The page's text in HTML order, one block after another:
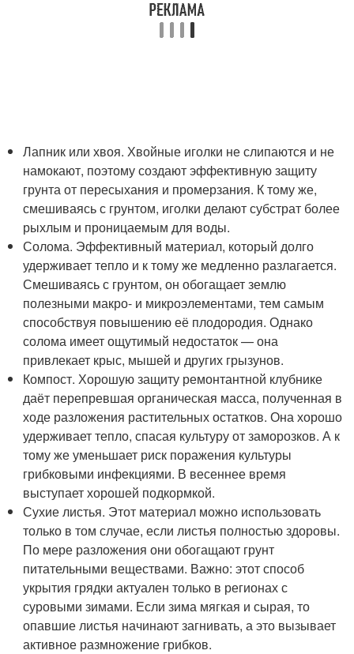
Лапник или хвоя. Хвойные иголки не слипаются и не
намокают, поэтому создают эффективную защиту
грунта от пересыхания и промерзания. К тому же,
смешиваясь с грунтом, иголки делают субстрат более
рыхлым и проницаемым для воды.
Солома. Эффективный материал, который долго
удерживает тепло и к тому же медленно разлагается.
Смешиваясь с грунтом, он обогащает землю
полезными макро- и микроэлементами, тем самым
способствуя повышению её плодородия. Однако
солома имеет ощутимый недостаток — она
привлекает крыс, мышей и других грызунов.
Компост. Хорошую защиту ремонтантной клубнике
даёт перепревшая органическая масса, полученная в
ходе разложения растительных остатков. Она хорошо
удерживает тепло, спасая культуру от заморозков. А к
тому же уменьшает риск поражения культуры
грибковыми инфекциями. В весеннее время
выступает хорошей подкормкой.
Сухие листья. Этот материал можно использовать
только в том случае, если листья полностью здоровы.
По мере разложения они обогащают грунт
питательными веществами. Важно: этот способ
укрытия грядки актуален только в регионах с
суровыми зимами. Если зима мягкая и сырая, то
опавшие листья начинают загнивать, а это вызывает
активное размножение грибков.